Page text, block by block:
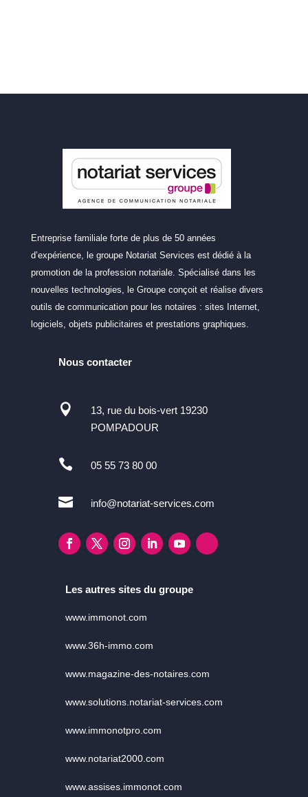
Entreprise familiale forte de plus de 50 années
d’expérience, le groupe Notariat Services est dédié à la
promotion de la profession notariale. Spécialisé dans les
nouvelles technologies, le Groupe conçoit et réalise divers
outils de communication pour les notaires : sites Internet,
logiciels, objets publicitaires et prestations graphiques.
Nous contacter

13, rue du bois-vert 19230
POMPADOUR
 05 55 73 80 00
 info@notariat-services.com
Les autres sites du groupe
www.immonot.com
www.36h-immo.com
www.magazine-des-notaires.com
www.solutions.notariat-services.com
www.immonotpro.com
www.notariat2000.com
www.assises.immonot.com